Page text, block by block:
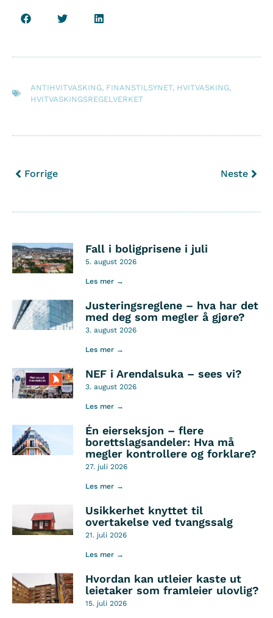
ANTIHVITVASKING, FINANSTILSYNET, HVITVASKING,
HVITVASKINGSREGELVERKET
Forrige Neste
Fall i boligprisene i juli
5. august 2026
Les mer →
Justeringsreglene – hva har det
med deg som megler å gjøre?
3. august 2026
Les mer →
NEF i Arendalsuka – sees vi?
3. august 2026
Les mer →
Én eierseksjon – flere
borettslagsandeler: Hva må
megler kontrollere og forklare?
27. juli 2026
Les mer →
Usikkerhet knyttet til
overtakelse ved tvangssalg
21. juli 2026
Les mer →
Hvordan kan utleier kaste ut
leietaker som framleier ulovlig?
15. juli 2026